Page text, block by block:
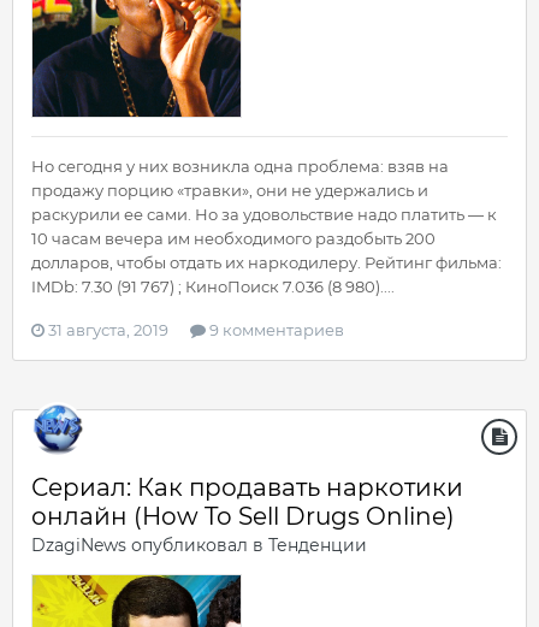
Но сегодня у них возникла одна проблема: взяв на
продажу порцию «травки», они не удержались и
раскурили ее сами. Но за удовольствие надо платить — к
10 часам вечера им необходимого раздобыть 200
долларов, чтобы отдать их наркодилеру. Рейтинг фильма:
IMDb: 7.30 (91 767) ; КиноПоиск 7.036 (8 980)....
31 августа, 2019 9 комментариев
Сериал: Как продавать наркотики
онлайн (How To Sell Drugs Online)
DzagiNews опубликовал в Тенденции